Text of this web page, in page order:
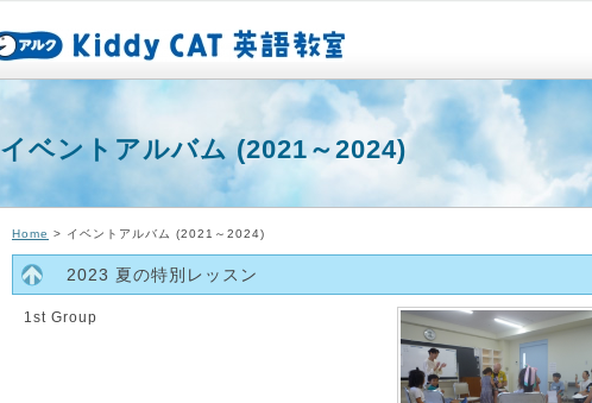
イベントアルバム (2021～2024)
Home > イベントアルバム (2021～2024)
2023 夏の特別レッスン
1st Group